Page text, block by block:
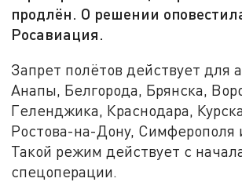
продлён. О решении
Росавиация.
Запрет полётов действует для
Анапы, Белгорода, Брянска,
Геленджика, Краснодара,
Ростова-на-Дону, Симферополя
Такой режим действует с
спецоперации.